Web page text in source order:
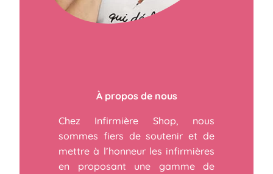
À propos de nous
Chez Infirmière Shop, nous
sommes fiers de soutenir et de
mettre à l’honneur les infirmières
en proposant une gamme de